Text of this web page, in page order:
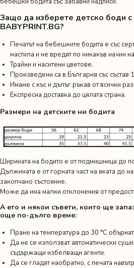
Защо да изберете детско боди
BABYPRINT.BG?
Печатът на бебешките бодита е със
мастила и не вредят по никакъв начин
Трайни и наситени цветове.
Произведени са в България със състав
Имаме с къс и дълъг ръкав от всички
Експресна доставка до цялата страна.
Размери на детските ни бодита
Ширината на бодито е от подмишница до
Дължината е от горната част на яката до
закопчано състояние.
Може да има малки отклонения от
А ето и някои съвети, които ще
още по-дълго време:
Пране на температура до 30 °C
Да не се използват автоматически
съдържащи избелващи агенти.
Да се гладят наобратно, с печата